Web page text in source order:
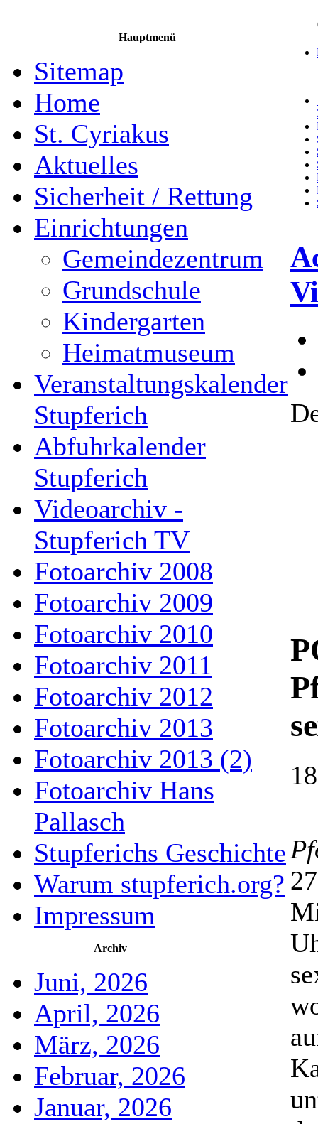
Hauptmenü
Sitemap
Home
St. Cyriakus
Aktuelles
Sicherheit / Rettung
Einrichtungen
Gemeindezentrum
Grundschule
Kindergarten
Heimatmuseum
Veranstaltungskalender
Stupferich
Abfuhrkalender
Stupferich
Videoarchiv -
Stupferich TV
Fotoarchiv 2008
Fotoarchiv 2009
Fotoarchiv 2010
Fotoarchiv 2011
Fotoarchiv 2012
Fotoarchiv 2013
Fotoarchiv 2013 (2)
Fotoarchiv Hans
Pallasch
Stupferichs Geschichte
Warum stupferich.org?
Impressum
Archiv
Juni, 2026
April, 2026
März, 2026
Februar, 2026
Januar, 2026